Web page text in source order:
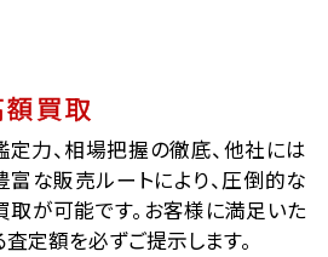
買取
定力、相場把握の徹底、他社には
富な販売ルートにより、圧倒的な
取が可能です。お客様に満足いた
定額を必ずご提示します。